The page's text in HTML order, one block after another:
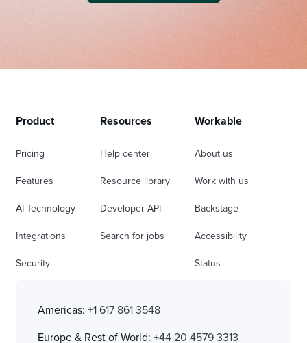
Product
Pricing
Features
AI Technology
Integrations
Security
Resources
Help center
Resource library
Developer API
Search for jobs
Workable
About us
Work with us
Backstage
Accessibility
Status
Americas: +1 617 861 3548
Europe & Rest of World: +44 20 4579 3313